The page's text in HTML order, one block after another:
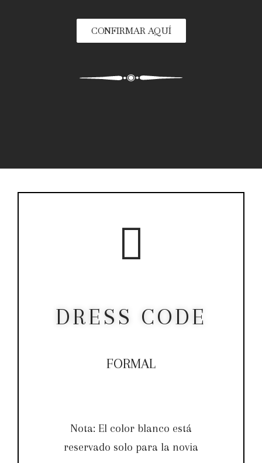
CONFIRMAR AQUÍ
DRESS CODE
FORMAL
Nota: El color blanco está
reservado solo para la novia